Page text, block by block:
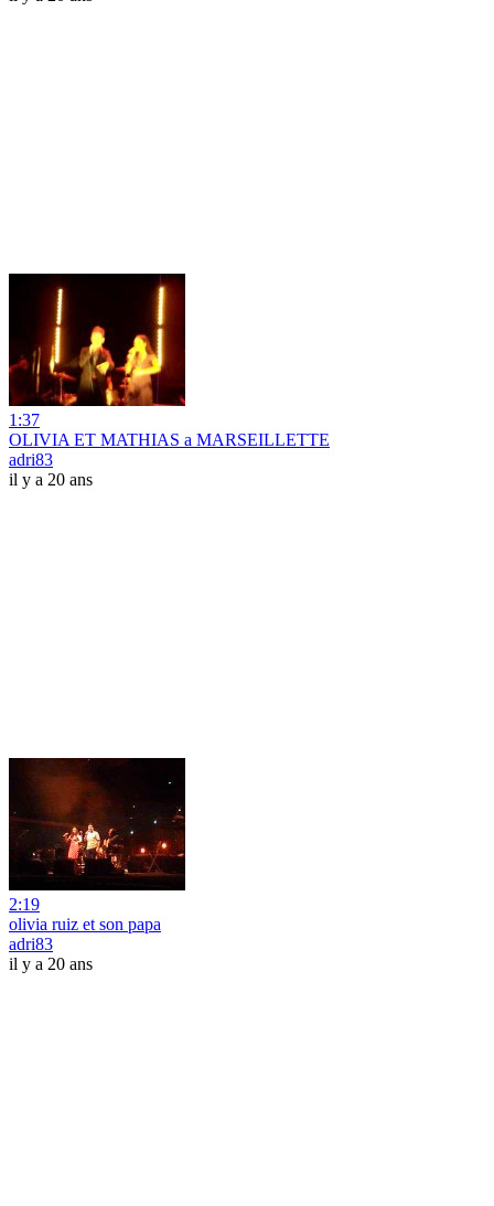
1:37
OLIVIA ET MATHIAS a MARSEILLETTE
adri83
il y a 20 ans
2:19
olivia ruiz et son papa
adri83
il y a 20 ans